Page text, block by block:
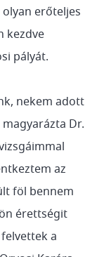
erőteljes
kezdve
pályát.
nekem adott
Dr.
az
föl bennem
érettségit
a